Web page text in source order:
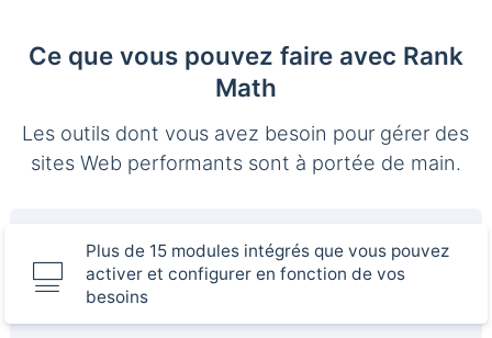
Ce que vous pouvez faire avec Rank
Math
Les outils dont vous avez besoin pour gérer des
sites Web performants sont à portée de main.
Plus de 15 modules intégrés que vous pouvez
activer et configurer en fonction de vos
besoins